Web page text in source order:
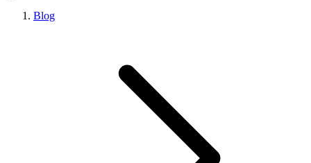
Blog